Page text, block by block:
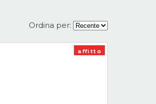
Ordina per:
affitto